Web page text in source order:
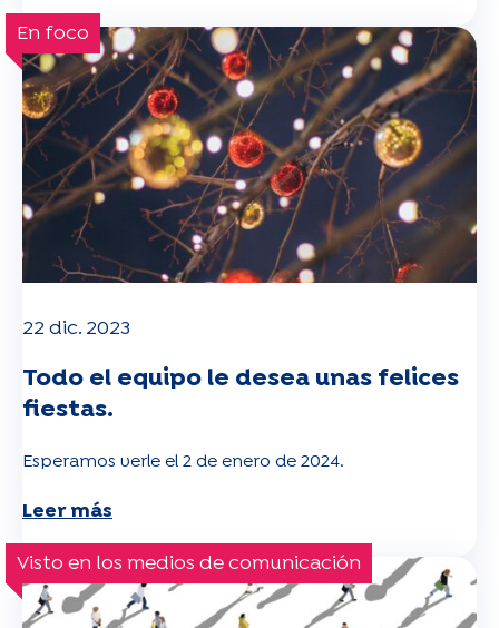
En foco
22 dic. 2023
Todo el equipo le desea unas felices
fiestas.
Esperamos verle el 2 de enero de 2024.
Leer más
Visto en los medios de comunicación